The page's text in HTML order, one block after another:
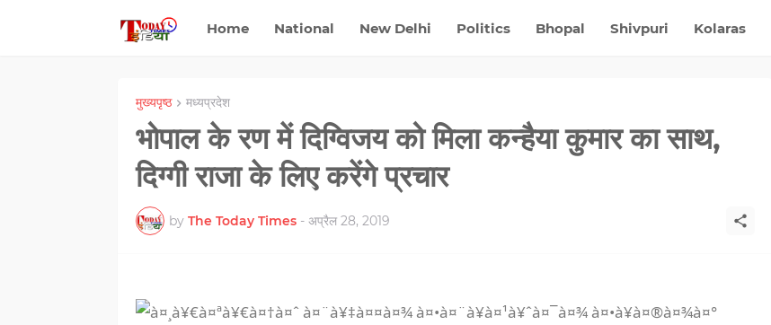
Home National New Delhi Politics Bhopal Shivpuri Kolaras
मुख्यपृष्ठ मध्यप्रदेश
भोपाल के रण में दिग्विजय को मिला कन्हैया कुमार का साथ,
दिग्गी राजा के लिए करेंगे प्रचार
by The Today Times - अप्रैल 28, 2019